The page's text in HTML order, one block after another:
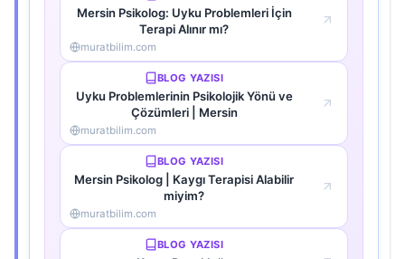
Mersin Psikolog: Uyku Problemleri İçin
Terapi Alınır mı?
muratbilim.com
BLOG YAZISI
Uyku Problemlerinin Psikolojik Yönü ve
Çözümleri | Mersin
muratbilim.com
BLOG YAZISI
Mersin Psikolog | Kaygı Terapisi Alabilir
miyim?
muratbilim.com
BLOG YAZISI